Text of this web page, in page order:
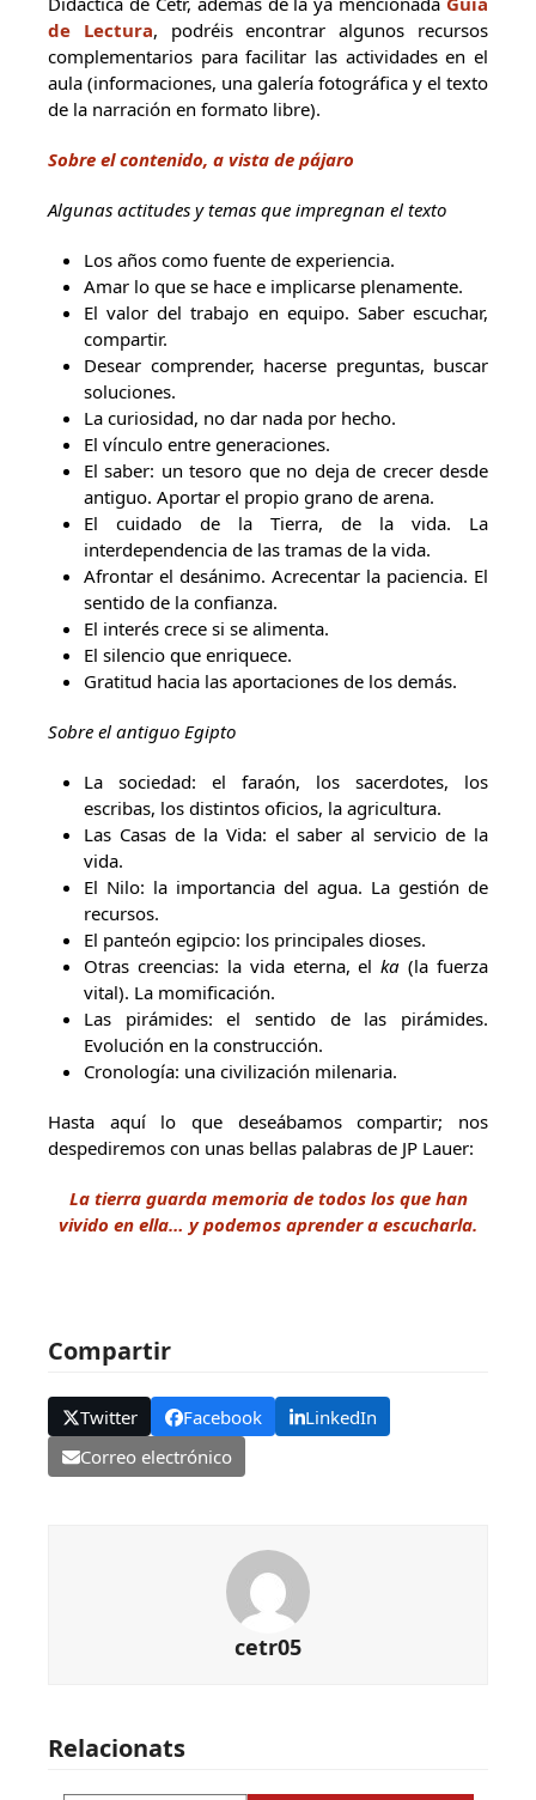
de Lectura, podréis encontrar algunos recursos
complementarios para facilitar las actividades en el
aula (informaciones, una galería fotográfica y el texto
de la narración en formato libre).
Sobre el contenido, a vista de pájaro
Algunas actitudes y temas que impregnan el texto
Los años como fuente de experiencia.
Amar lo que se hace e implicarse plenamente.
El valor del trabajo en equipo. Saber escuchar,
compartir.
Desear comprender, hacerse preguntas, buscar
soluciones.
La curiosidad, no dar nada por hecho.
El vínculo entre generaciones.
El saber: un tesoro que no deja de crecer desde
antiguo. Aportar el propio grano de arena.
El cuidado de la Tierra, de la vida. La
interdependencia de las tramas de la vida.
Afrontar el desánimo. Acrecentar la paciencia. El
sentido de la confianza.
El interés crece si se alimenta.
El silencio que enriquece.
Gratitud hacia las aportaciones de los demás.
Sobre el antiguo Egipto
La sociedad: el faraón, los sacerdotes, los
escribas, los distintos oficios, la agricultura.
Las Casas de la Vida: el saber al servicio de la
vida.
El Nilo: la importancia del agua. La gestión de
recursos.
El panteón egipcio: los principales dioses.
Otras creencias: la vida eterna, elka (la fuerza
vital). La momificación.
Las pirámides: el sentido de las pirámides.
Evolución en la construcción.
Cronología: una civilización milenaria.
Hasta aquí lo que deseábamos compartir; nos
despediremos con unas bellas palabras de JP Lauer:
La tierra guarda memoria de todos los que han
vivido en ella… y podemos aprender a escucharla.
Compartir
Twitter Facebook
LinkedIn
Correo electrónico
cetr05
Relacionats